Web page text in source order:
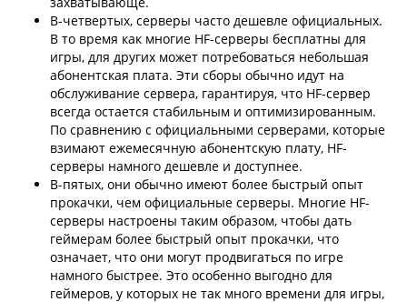
В-четвертых, серверы часто дешевле официальных.
В то время как многие HF-серверы бесплатны для
игры, для других может потребоваться небольшая
абонентская плата. Эти сборы обычно идут на
обслуживание сервера, гарантируя, что HF-сервер
всегда остается стабильным и оптимизированным.
По сравнению с официальными серверами, которые
взимают ежемесячную абонентскую плату, HF-
серверы намного дешевле и доступнее.
В-пятых, они обычно имеют более быстрый опыт
прокачки, чем официальные серверы. Многие HF-
серверы настроены таким образом, чтобы дать
геймерам более быстрый опыт прокачки, что
означает, что они могут продвигаться по игре
намного быстрее. Это особенно выгодно для
геймеров, у которых не так много времени для игры,